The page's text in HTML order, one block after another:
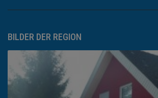
BILDER DER REGION